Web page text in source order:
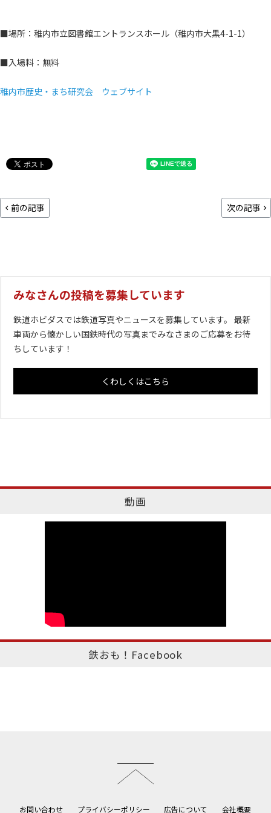
■場所：稚内市立図書館エントランスホール（稚内市大黒4-1-1）
■入場料：無料
稚内市歴史・まち研究会 ウェブサイト
前の記事 次の記事
みなさんの投稿を募集しています
鉄道ホビダスでは鉄道写真やニュースを募集しています。 最新
車両から懐かしい国鉄時代の写真までみなさまのご応募をお待
ちしています！
くわしくはこちら
動画
鉄おも！Facebook
お問い合わせ プライバシーポリシー 広告について 会社概要